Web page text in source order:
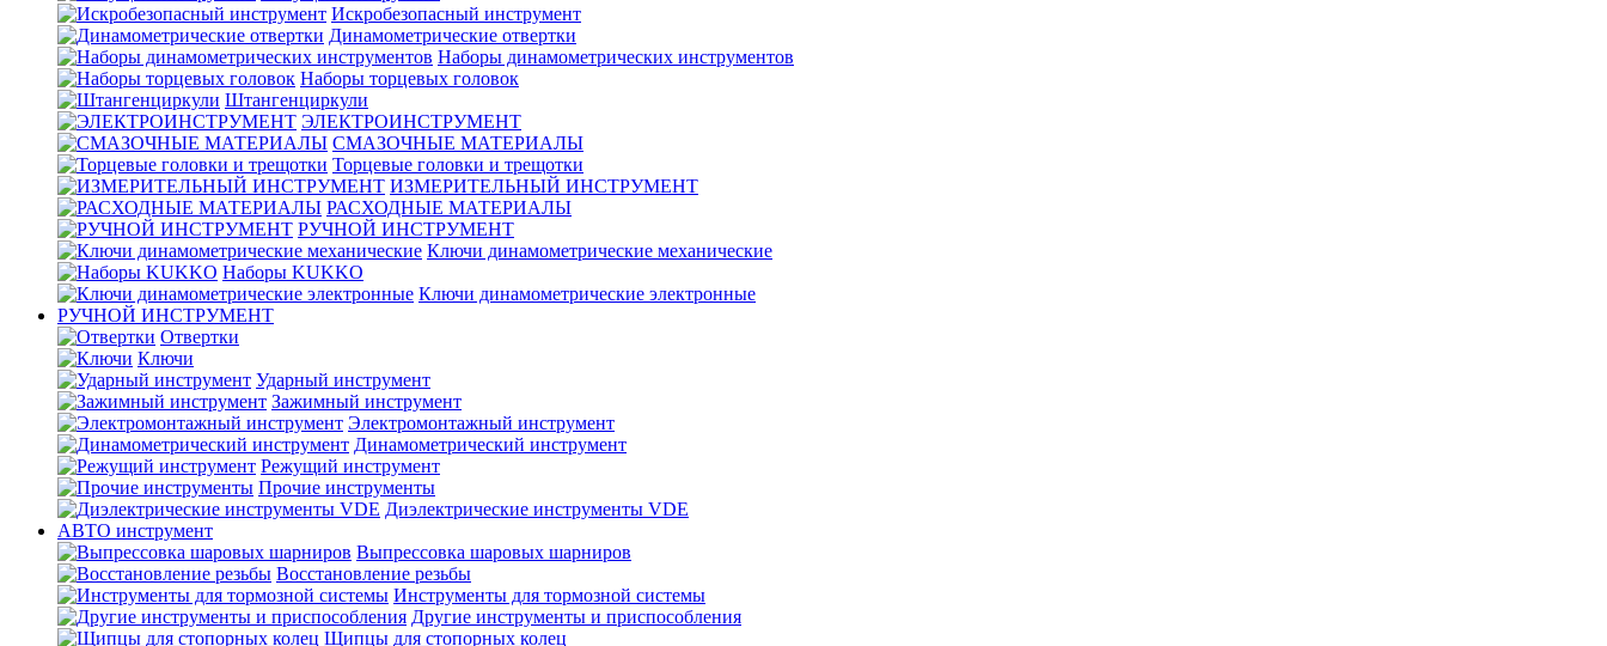
Искробезопасный инструмент
Динамометрические отвертки
Наборы динамометрических инструментов
Наборы торцевых головок
Штангенциркули
ЭЛЕКТРОИНСТРУМЕНТ
СМАЗОЧНЫЕ МАТЕРИАЛЫ
Торцевые головки и трещотки
ИЗМЕРИТЕЛЬНЫЙ ИНСТРУМЕНТ
РАСХОДНЫЕ МАТЕРИАЛЫ
РУЧНОЙ ИНСТРУМЕНТ
Ключи динамометрические механические
Наборы KUKKO
Ключи динамометрические электронные
РУЧНОЙ ИНСТРУМЕНТ
Отвертки
Ключи
Ударный инструмент
Зажимный инструмент
Электромонтажный инструмент
Динамометрический инструмент
Режущий инструмент
Прочие инструменты
Диэлектрические инструменты VDE
АВТО инструмент
Выпрессовка шаровых шарниров
Восстановление резьбы
Инструменты для тормозной системы
Другие инструменты и приспособления
Щипцы для стопорных колец